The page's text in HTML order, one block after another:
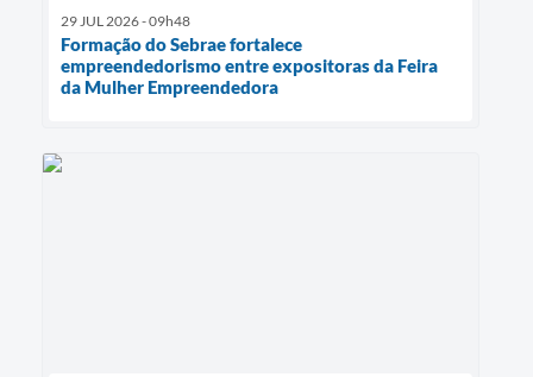
29 JUL 2026 - 09h48
Formação do Sebrae fortalece
empreendedorismo entre expositoras da Feira
da Mulher Empreendedora